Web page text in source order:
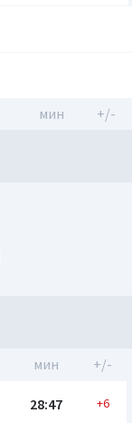
мин +/-
мин +/-
28:47 +6